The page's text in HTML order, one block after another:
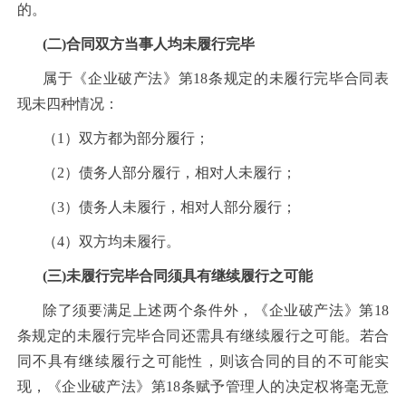
的。
(二)合同双方当事人均未履行完毕
属于《企业破产法》第18条规定的未履行完毕合同表
现未四种情况：
（1）双方都为部分履行；
（2）债务人部分履行，相对人未履行；
（3）债务人未履行，相对人部分履行；
（4）双方均未履行。
(三)未履行完毕合同须具有继续履行之可能
除了须要满足上述两个条件外，《企业破产法》第18
条规定的未履行完毕合同还需具有继续履行之可能。若合
同不具有继续履行之可能性，则该合同的目的不可能实
现，《企业破产法》第18条赋予管理人的决定权将毫无意